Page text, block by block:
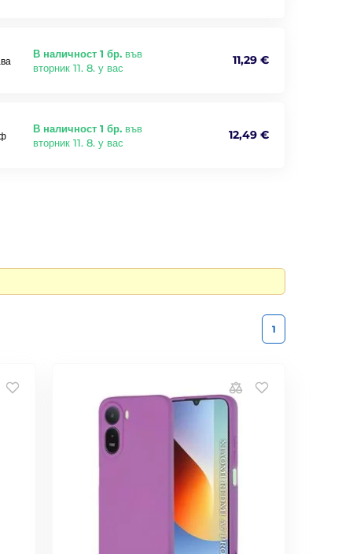
В наличност 1 бр. във
вторник 11. 8. у вас
11,29 €
В наличност 1 бр. във
вторник 11. 8. у вас
12,49 €
1